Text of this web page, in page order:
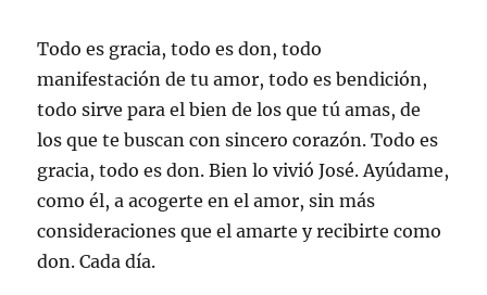
Todo es gracia, todo es don, todo
manifestación de tu amor, todo es bendición,
todo sirve para el bien de los que tú amas, de
los que te buscan con sincero corazón. Todo es
gracia, todo es don. Bien lo vivió José. Ayúdame,
como él, a acogerte en el amor, sin más
consideraciones que el amarte y recibirte como
don. Cada día.